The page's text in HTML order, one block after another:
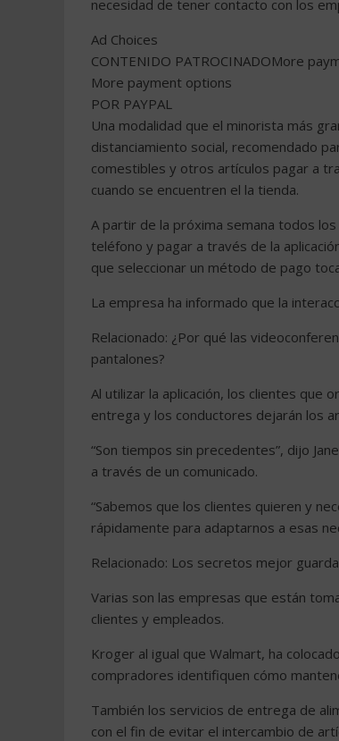
necesidad de tener contacto con los
Ad Choices
CONTENIDO PATROCINADOMore
More payment options
POR PAYPAL
Una modalidad que el minorista más
distanciamiento social, recomendado
comestibles y otros artículos pagar a
cuando se encuentren el la tienda.
A partir de la próxima semana todos
teléfono y pagar a través de la
que seleccionar un método de pago
La empresa ha informado que la
Relacionado: ¿Por qué las
pantalones?
Al utilizar la aplicación, los clientes que
entrega y los conductores dejarán los
“Son tiempos sin precedentes”, dijo
a través de un comunicado.
“Sabemos que los clientes quieren y
rápidamente para adaptarnos a esas
Relacionado: Los secretos mejor
Varias son las empresas que están
clientes y empleados.
Kroger al igual que Walmart, ha
compradores identifiquen cómo
También los servicios de entrega de
con el fin de evitar el intercambio de